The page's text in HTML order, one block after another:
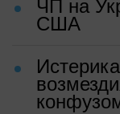
ЧП на
США